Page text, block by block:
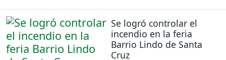
Se logró controlar el
incendio en la feria
Barrio Lindo de Santa
Cruz